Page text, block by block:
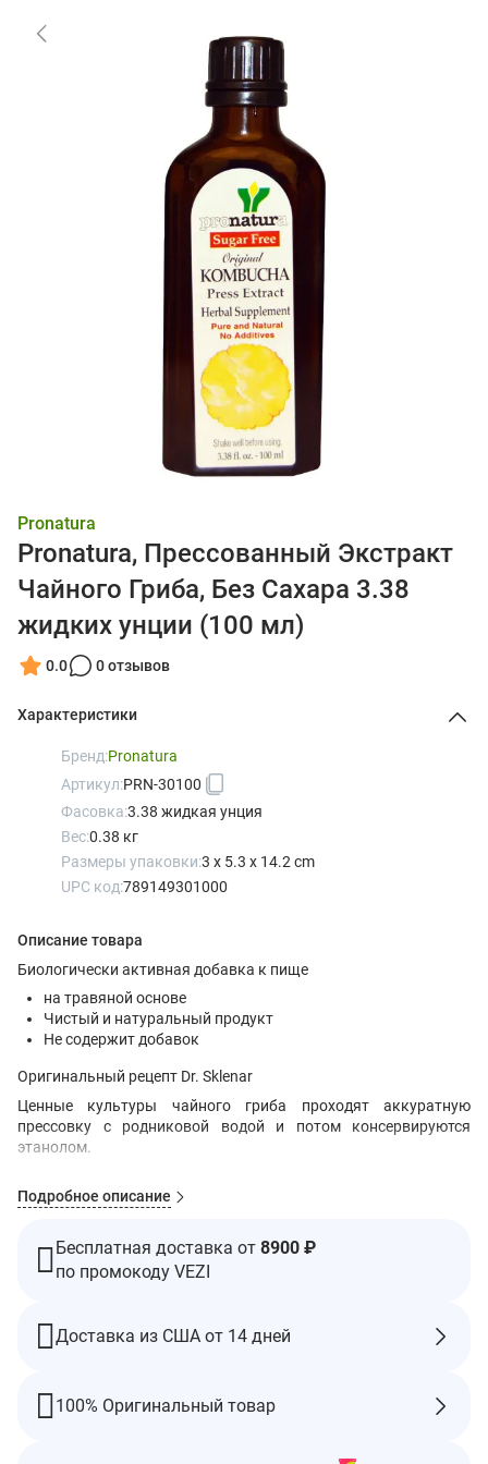
Pronatura
Pronatura, Прессованный Экстракт
Чайного Гриба, Без Сахара 3.38
жидких унции (100 мл)
0.0 0 отзывов
Характеристики
Бренд:Pronatura
Артикул:PRN-30100
Фасовка:3.38 жидкая унция
Вес:0.38 кг
Размеры упаковки:3 x 5.3 x 14.2 cm
UPC код:789149301000
Описание товара
Биологически активная добавка к пище
на травяной основе
Чистый и натуральный продукт
Не содержит добавок
Оригинальный рецепт Dr. Sklenar
Ценные культуры чайного гриба проходят аккуратную
прессовку с родниковой водой и потом консервируются
этанолом.
Не содержит добавок
Тщательно встряхнуть перед употреблением.
Другие Ингредиенты
Предупреждения
Упаковывается под контролем института гигиены питания.
Подробное описание
Бесплатная доставка от 8900 ₽
по промокоду VEZI
Доставка из США от 14 дней
100% Оригинальный товар